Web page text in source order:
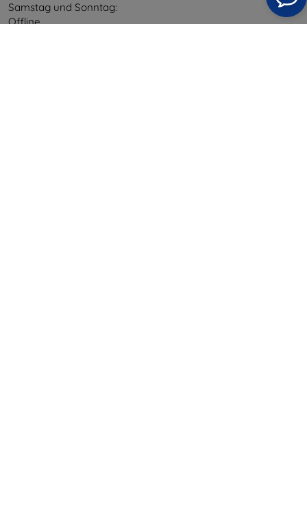
Samstag und Sonntag:
Offline